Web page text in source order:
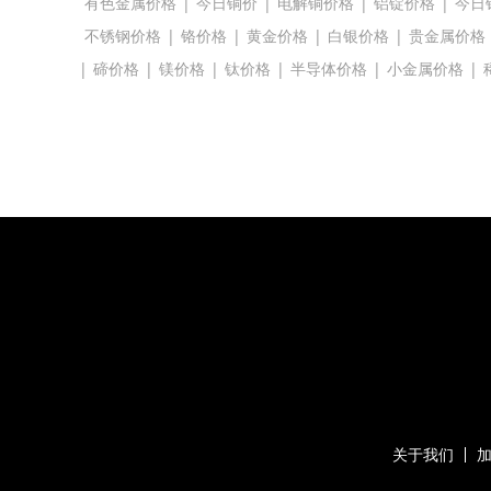
不锈钢价格 | 铬价格 | 黄金价格 | 白银价格 | 贵金属价格
| 碲价格 | 镁价格 | 钛价格 | 半导体价格 | 小金属价格 |
关于我们